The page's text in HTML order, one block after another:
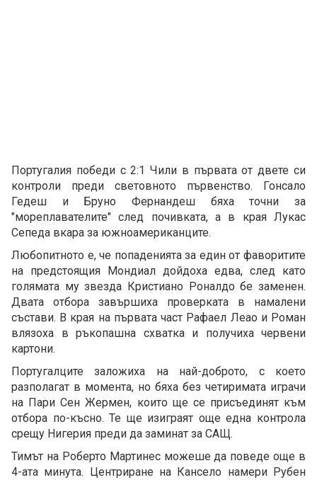
Португалия победи с 2:1 Чили в първата от двете си
контроли преди световното първенство. Гонсало
Гедеш и Бруно Фернандеш бяха точни за
"мореплавателите" след почивката, а в края Лукас
Сепеда вкара за южноамериканците.
Любопитното е, че попаденията за един от фаворитите
на предстоящия Мондиал дойдоха едва, след като
голямата му звезда Кристиано Роналдо бе заменен.
Двата отбора завършиха проверката в намалени
състави. В края на първата част Рафаел Леао и Роман
влязоха в ръкопашна схватка и получиха червени
картони.
Португалците заложиха на най-доброто, с което
разполагат в момента, но бяха без четиримата играчи
на Пари Сен Жермен, които ще се присъединят към
отбора по-късно. Те ще изиграят още една контрола
срещу Нигерия преди да заминат за САЩ.
Тимът на Роберто Мартинес можеше да поведе още в
4-ата минута. Центриране на Кансело намери Рубен